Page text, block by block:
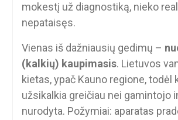
mokestį už diagnostiką, nieko
nepataisęs.
Vienas iš dažniausių gedimų –
(kalkių) kaupimasis. Lietuvos
kietas, ypač Kauno regione, todėl
užsikalkia greičiau nei gamintojo
nurodyta. Požymiai: aparatas